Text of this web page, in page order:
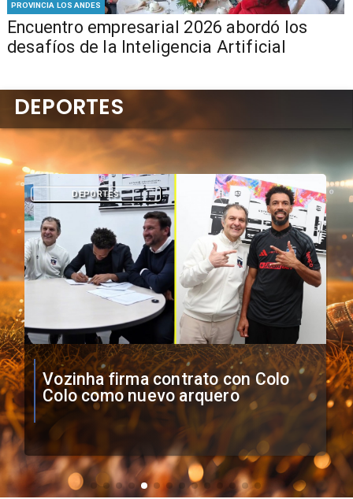
PROVINCIA LOS ANDES
Encuentro empresarial 2026 abordó los
desafíos de la Inteligencia Artificial
O'Higgins cae por penales ante
Boca Juniors en Copa
Sudamericana
DEPORTES
DEPORTES